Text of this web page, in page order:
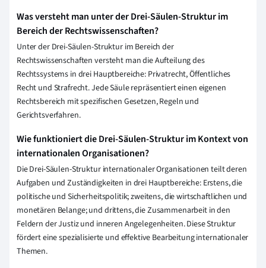
Was versteht man unter der Drei-Säulen-Struktur im
Bereich der Rechtswissenschaften?
Unter der Drei-Säulen-Struktur im Bereich der
Rechtswissenschaften versteht man die Aufteilung des
Rechtssystems in drei Hauptbereiche: Privatrecht, Öffentliches
Recht und Strafrecht. Jede Säule repräsentiert einen eigenen
Rechtsbereich mit spezifischen Gesetzen, Regeln und
Gerichtsverfahren.
Wie funktioniert die Drei-Säulen-Struktur im Kontext von
internationalen Organisationen?
Die Drei-Säulen-Struktur internationaler Organisationen teilt deren
Aufgaben und Zuständigkeiten in drei Hauptbereiche: Erstens, die
politische und Sicherheitspolitik; zweitens, die wirtschaftlichen und
monetären Belange; und drittens, die Zusammenarbeit in den
Feldern der Justiz und inneren Angelegenheiten. Diese Struktur
fördert eine spezialisierte und effektive Bearbeitung internationaler
Themen.